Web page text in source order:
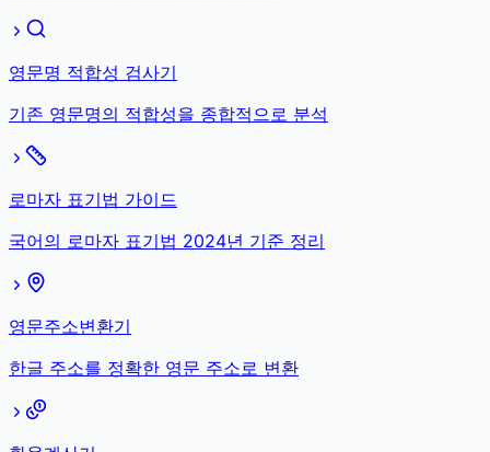
영문명 적합성 검사기
기존 영문명의 적합성을 종합적으로 분석
로마자 표기법 가이드
국어의 로마자 표기법 2024년 기준 정리
영문주소변환기
한글 주소를 정확한 영문 주소로 변환